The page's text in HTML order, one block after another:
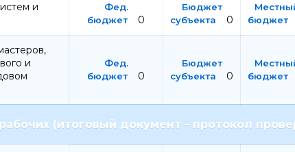
и
0 0
и
0 0
(итоговый документ - протокол